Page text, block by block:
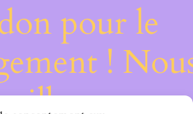
pour le
!
sur